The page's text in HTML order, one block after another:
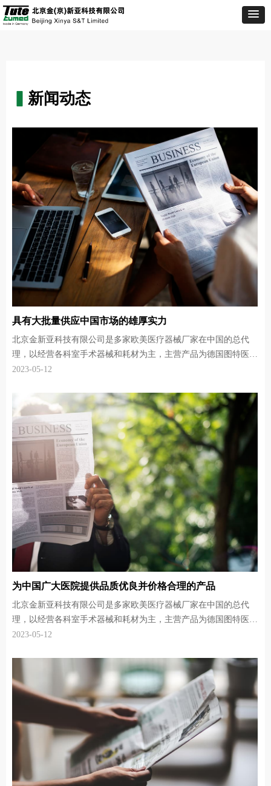
新闻动态
具有大批量供应中国市场的雄厚实力
北京金新亚科技有限公司是多家欧美医疗器械厂家在中国的总代
理，以经营各科室手术器械和耗材为主，主营产品为德国图特医疗
器械公司(Tumed GmbH)生产的高精密手术器械。德国图特公司是
的指定生产商，具有大批量供应中国市场的雄厚实力。多年来，德
国图特公司一直以最先进的技术和最精湛、严谨的德国工艺为中国
医院提供最高质量的德国制造手术器械。
2023-05-12
为中国广大医院提供品质优良并价格合理的产品
北京金新亚科技有限公司是多家欧美医疗器械厂家在中国的总代
理，以经营各科室手术器械和耗材为主，主营产品为德国图特医疗
器械公司(Tumed GmbH)生产的高精密手术器械。德国图特公司是
的指定生产商，具有大批量供应国际市场的雄厚实力。多年来，德
国图特公司一直以最先进的技术和最精湛、严谨的德国工艺为中国
医院提供最高质量的德国制造手术器械。
2023-05-12